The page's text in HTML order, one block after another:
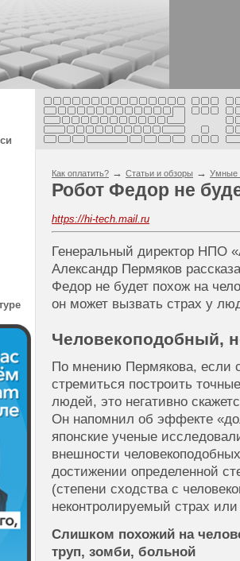
Как оплатить? → Статьи и обзоры → Умные
Робот Федор не
https://hi-tech.mail.ru
Генеральный директор НПО
Александр Пермяков
Федор не будет похож на
он может вызвать страх у
Человекоподобный,
По мнению Пермякова, если
стремиться построить
людей, это негативно
Он напомнил об эффекте
японские ученые
внешности
достижении определенной
(степени сходства с
неконтролируемый страх
Слишком похожий на
труп, зомби, больной